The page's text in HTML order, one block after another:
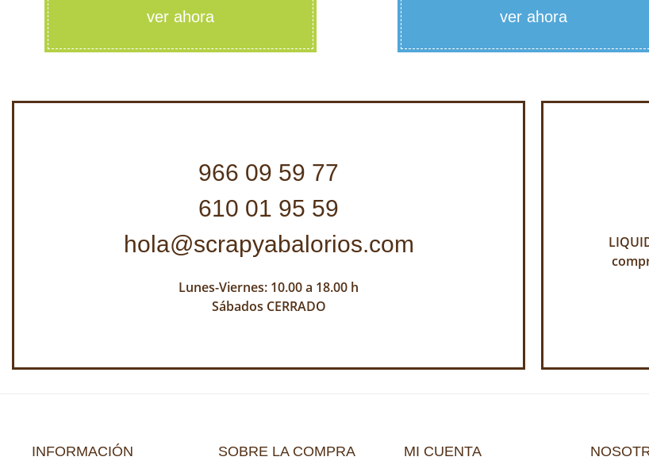
ver ahora ver ahora
966 09 59 77
610 01 95 59
hola@scrapyabalorios.com
Lunes-Viernes: 10.00 a 18.00 h
Sábados CERRADO
INFORMACIÓN SOBRE LA COMPRA MI CUENTA